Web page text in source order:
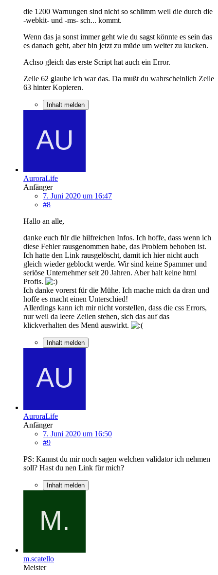
die 1200 Warnungen sind nicht so schlimm weil die durch die
-webkit- und -ms- sch... kommt.
Wenn das ja sonst immer geht wie du sagst könnte es sein das
es danach geht, aber bin jetzt zu müde um weiter zu kucken.
Achso gleich das erste Script hat auch ein Error.
Zeile 62 glaube ich war das. Da mußt du wahrscheinlich Zeile
63 hinter Kopieren.
Inhalt melden
AuroraLife
Anfänger
7. Juni 2020 um 16:47
#8
Hallo an alle,
danke euch für die hilfreichen Infos. Ich hoffe, dass wenn ich
diese Fehler rausgenommen habe, das Problem behoben ist.
Ich hatte den Link rausgelöscht, damit ich hier nicht auch
gleich wieder geblockt werde. Wir sind keine Spammer und
seriöse Unternehmer seit 20 Jahren. Aber halt keine html
Profis.
Ich danke vorerst für die Mühe. Ich mache mich da dran und
hoffe es macht einen Unterschied!
Allerdings kann ich mir nicht vorstellen, dass die css Errors,
nur weil da leere Zeilen stehen, sich das auf das
klickverhalten des Menü auswirkt.
Inhalt melden
AuroraLife
Anfänger
7. Juni 2020 um 16:50
#9
PS: Kannst du mir noch sagen welchen validator ich nehmen
soll? Hast du nen Link für mich?
Inhalt melden
m.scatello
Meister